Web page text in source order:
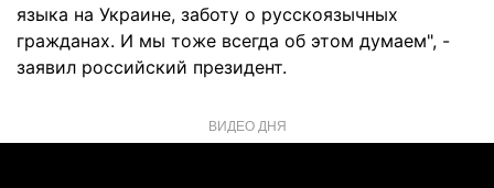
языка на Украине, заботу о русскоязычных
гражданах. И мы тоже всегда об этом думаем", -
заявил российский президент.
ВИДЕО ДНЯ